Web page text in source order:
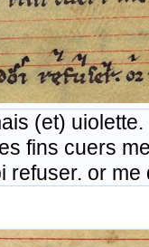
(et)
cuers me
or me